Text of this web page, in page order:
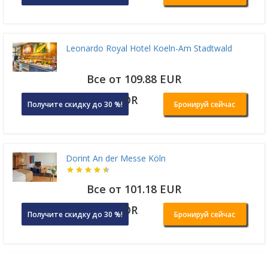
Leonardo Royal Hotel Koeln-Am Stadtwald
Все от 109.88 EUR
Получите скидку до 30 %!OR Бронируй сейчас
Dorint An der Messe Köln
Все от 101.18 EUR
Получите скидку до 30 %!OR Бронируй сейчас